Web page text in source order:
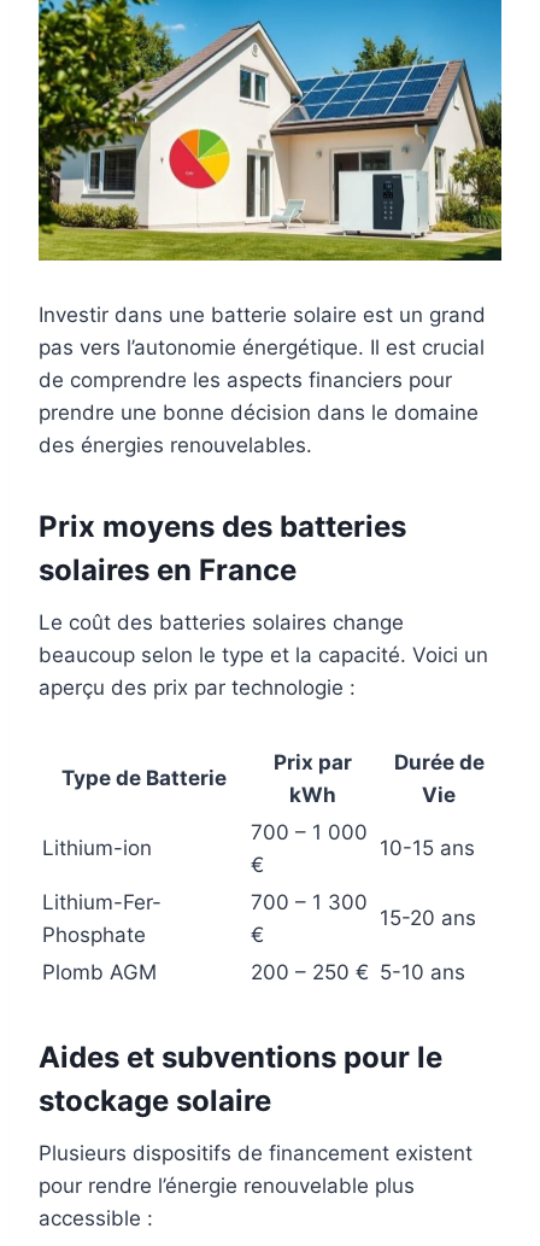
Investir dans une batterie solaire est un grand
pas vers l’autonomie énergétique. Il est crucial
de comprendre les aspects financiers pour
prendre une bonne décision dans le domaine
des énergies renouvelables.
Prix moyens des batteries
solaires en France
Le coût des batteries solaires change
beaucoup selon le type et la capacité. Voici un
aperçu des prix par technologie :
Type de Batterie
Prix par
kWh
Durée de
Vie
Lithium-ion
700 – 1 000
€
10-15 ans
Lithium-Fer-
Phosphate
700 – 1 300
€
15-20 ans
Plomb AGM 200 – 250 € 5-10 ans
Aides et subventions pour le
stockage solaire
Plusieurs dispositifs de financement existent
pour rendre l’énergie renouvelable plus
accessible :